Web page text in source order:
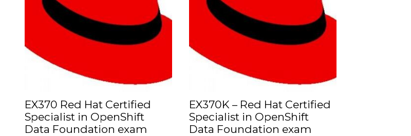
EX370 Red Hat Certified
Specialist in OpenShift
Data Foundation exam
EX370K – Red Hat Certified
Specialist in OpenShift
Data Foundation exam